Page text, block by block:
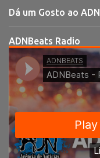
t
r
i
s
Dá um Gosto ao ADN
ADNBeats Radio